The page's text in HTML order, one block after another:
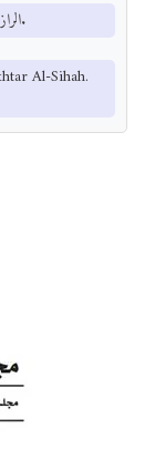
الرازي، محمد بن أبي بكر. (دون تاريخ). مختار الصحاح. دار الفكر.
Al-Sihah.